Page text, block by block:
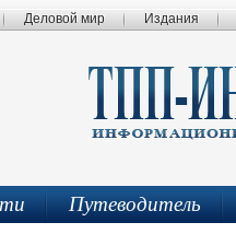
Деловой мир Издания
Путеводитель